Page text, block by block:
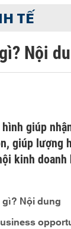
TẾ
Nội
giúp
giúp lượng
kinh doanh
gì? Nội dung